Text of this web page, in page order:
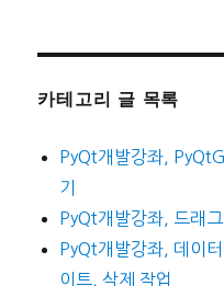
카테고리 글 목록
PyQt개발강좌,
기
PyQt개발강좌, 드래
PyQt개발강좌, 데이
이트, 삭제 작업